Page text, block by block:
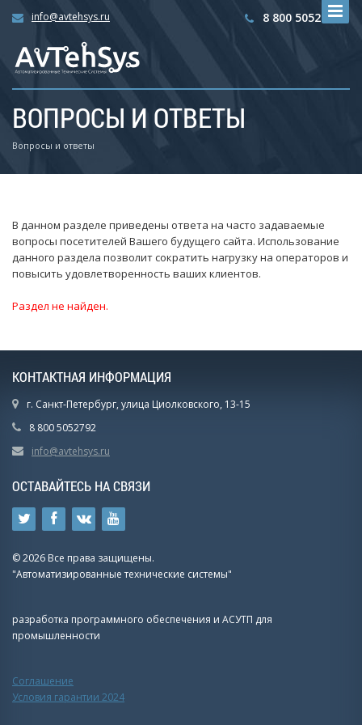
8 800 5052792
info@avtehsys.ru
ВОПРОСЫ И ОТВЕТЫ
Вопросы и ответы
В данном разделе приведены ответа на часто задаваемые
вопросы посетителей Вашего будущего сайта. Использование
данного раздела позволит сократить нагрузку на операторов и
повысить удовлетворенность ваших клиентов.
Раздел не найден.
КОНТАКТНАЯ ИНФОРМАЦИЯ
г. Санкт-Петербург, улица Циолковского, 13-15
8 800 5052792
info@avtehsys.ru
ОСТАВАЙТЕСЬ НА СВЯЗИ
© 2026 Все права защищены.
"Автоматизированные технические системы"
разработка программного обеспечения и АСУТП для
промышленности
Соглашение
Условия гарантии 2024